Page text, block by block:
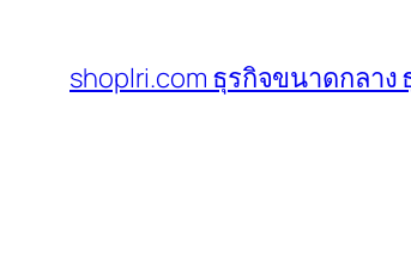
shoplri.com ธุรกิจขนาดกลา